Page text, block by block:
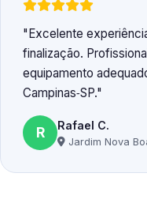
Excelente
finalização.
equipamento
Campinas‑SP.
R Rafael C.
Jardim Nova